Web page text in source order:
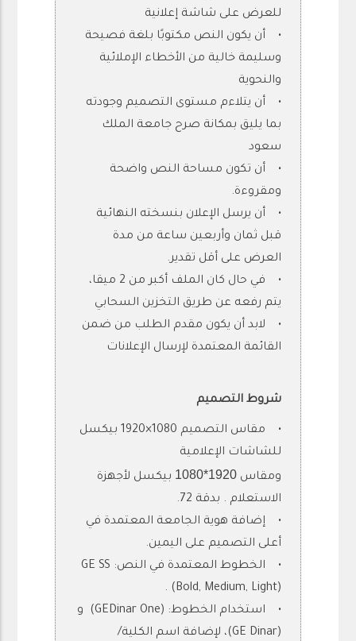
للعرض على شاشة إعلانية
• أن يكون النص مكتوبًا بلغة فصيحة
وسليمة خالية من الأخطاء الإملائية
والنحوية
• أن يتلاءم مستوى التصميم وجودته
بما يليق بمكانة صرح جامعة الملك
سعود
• أن تكون مساحة النص واضحة
ومقروءة.
• أن يرسل الإعلان بنسخته النهائية
قبل ثمان وأربعين ساعة من مدة
العرض على أقل تقدير.
• في حال كان الملف أكبر من 2 ميقا،
يتم رفعه عن طريق التخزين السحابي
• لابد أن يكون مقدم الطلب من ضمن
القائمة المعتمدة لإرسال الإعلانات
شروط التصميم
• مقاس التصميم 1080×1920 بيكسل
للشاشات الإعلامية
ومقاس 1920*1080
بيكسل لأجهزة
الاستعلام . بدقة 72.
• إضافة هوية الجامعة المعتمدة في
أعلى التصميم على اليمين.
• الخطوط المعتمدة في النص: GE SS
(Bold, Medium, Light) .
• استخدام الخطوط: (GEDinar One) و
(GE Dinar)، لإضافة اسم الكلية/